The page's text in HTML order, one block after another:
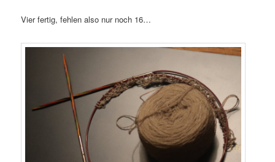
Vier fertig, fehlen also nur noch 16…